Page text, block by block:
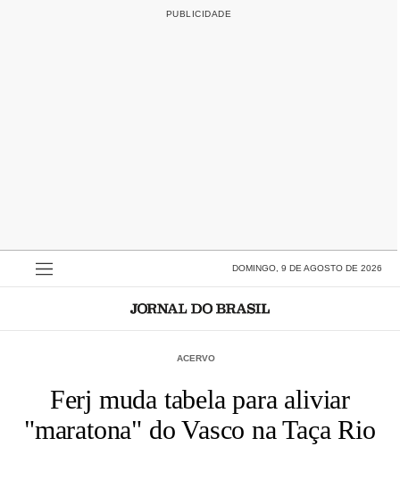
DOMINGO, 9 DE AGOSTO DE 2026
ACERVO
Ferj muda tabela para aliviar
"maratona" do Vasco na Taça Rio